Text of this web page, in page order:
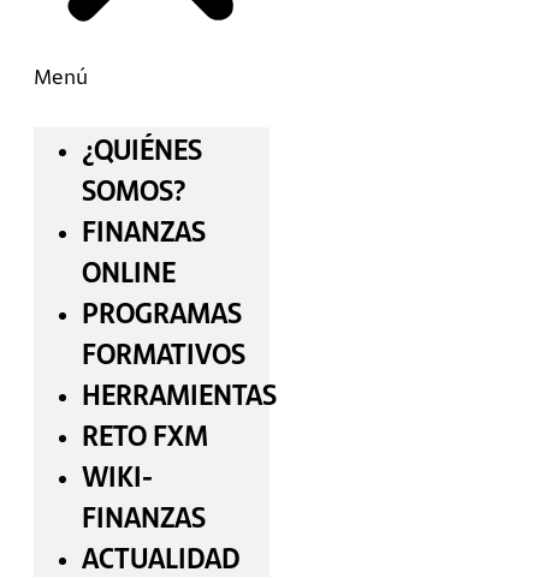
Menú
¿QUIÉNES
SOMOS?
FINANZAS
ONLINE
PROGRAMAS
FORMATIVOS
HERRAMIENTAS
RETO FXM
WIKI-
FINANZAS
ACTUALIDAD